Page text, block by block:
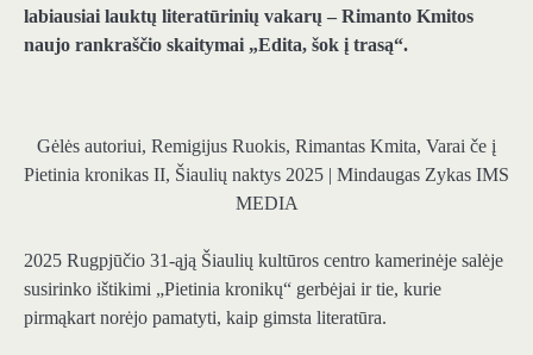
labiausiai lauktų literatūrinių vakarų – Rimanto Kmitos
naujo rankraščio skaitymai „Edita, šok į trasą“.
Gėlės autoriui, Remigijus Ruokis, Rimantas Kmita, Varai če į
Pietinia kronikas II, Šiaulių naktys 2025 | Mindaugas Zykas IMS
MEDIA
2025 Rugpjūčio 31-ąją Šiaulių kultūros centro kamerinėje salėje
susirinko ištikimi „Pietinia kronikų“ gerbėjai ir tie, kurie
pirmąkart norėjo pamatyti, kaip gimsta literatūra.